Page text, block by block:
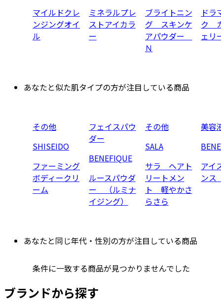
マイルドクレ
ンジングオイ
ル
ミネラルプレ
ストアイカラ
ー
ブライトニン
グ スキンケ
アパウダー
Ｎ
ドラ
ク
ェ
あなたと似た肌タイプの方が注目している商品
その他
SHISEIDO
ファーミング
ボディークリ
ーム
フェイスパウ
ダー
BENEFIQUE
ルースパウダ
ー （ルミナ
イジング）
その他
SALA
サラ ヘアト
リートメン
ト 軽やかさ
らさら
美容
アイ
ン
あなたと同じ年代・性別の方が注目している商品
条件に一致する商品が見つかりませんでした
ブランドから探す